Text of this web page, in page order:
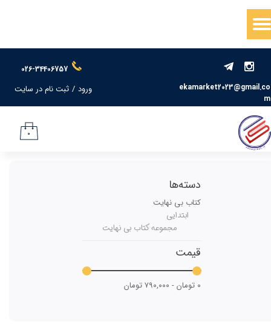
026-34406757
ekamarket2023@gmail.co
m
ورود / ثبت نام در سایت
حساب کاربری من
سفارشات
خروج از حساب کاربری
۰
دسته‌ها
کتاب بی نهایت
ابتدایی
مجموعه کتاب بی نهایت
قیمت
۰ تومان - ۷۹۰,۰۰۰ تومان